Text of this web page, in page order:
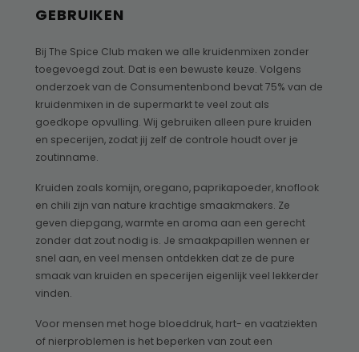
GEBRUIKEN
Bij The Spice Club maken we alle kruidenmixen zonder
toegevoegd zout. Dat is een bewuste keuze. Volgens
onderzoek van de Consumentenbond bevat 75% van de
kruidenmixen in de supermarkt te veel zout als
goedkope opvulling. Wij gebruiken alleen pure kruiden
en specerijen, zodat jij zelf de controle houdt over je
zoutinname.
Kruiden zoals komijn, oregano, paprikapoeder, knoflook
en chili zijn van nature krachtige smaakmakers. Ze
geven diepgang, warmte en aroma aan een gerecht
zonder dat zout nodig is. Je smaakpapillen wennen er
snel aan, en veel mensen ontdekken dat ze de pure
smaak van kruiden en specerijen eigenlijk veel lekkerder
vinden.
Voor mensen met hoge bloeddruk, hart- en vaatziekten
of nierproblemen is het beperken van zout een